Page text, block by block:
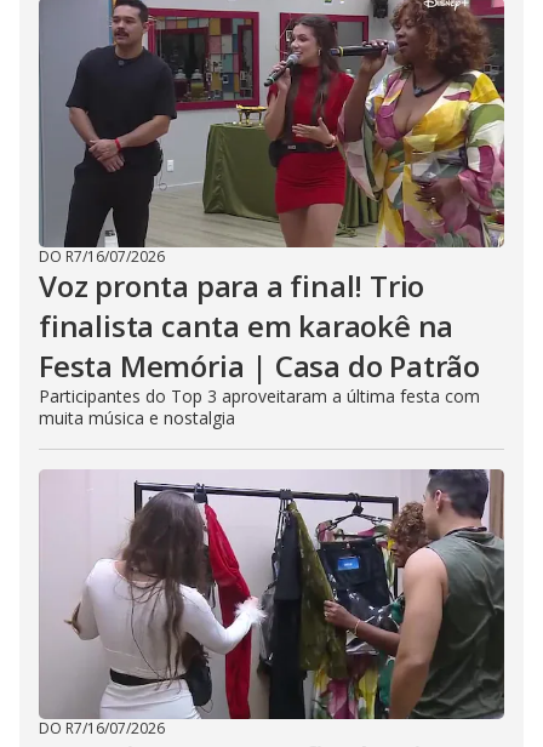
DO R7/16/07/2026
Voz pronta para a final! Trio
finalista canta em karaokê na
Festa Memória | Casa do Patrão
Participantes do Top 3 aproveitaram a última festa com
muita música e nostalgia
DO R7/16/07/2026